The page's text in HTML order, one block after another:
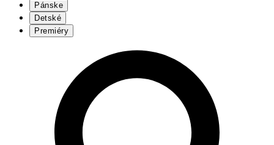
Pánske
Detské
Premiéry